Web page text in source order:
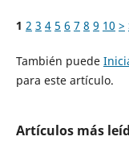
1 2 3 4 5 6 7 8 9 10 >
También puede
para este artículo.
Artículos más